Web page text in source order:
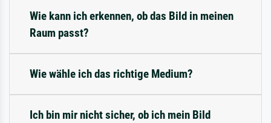
Wie kann ich erkennen, ob das Bild in meinen
Raum passt?
Wie wähle ich das richtige Medium?
Ich bin mir nicht sicher, ob ich mein Bild